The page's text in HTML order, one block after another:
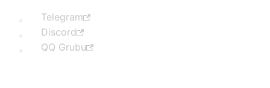
Telegram
Discord
QQ Grubu